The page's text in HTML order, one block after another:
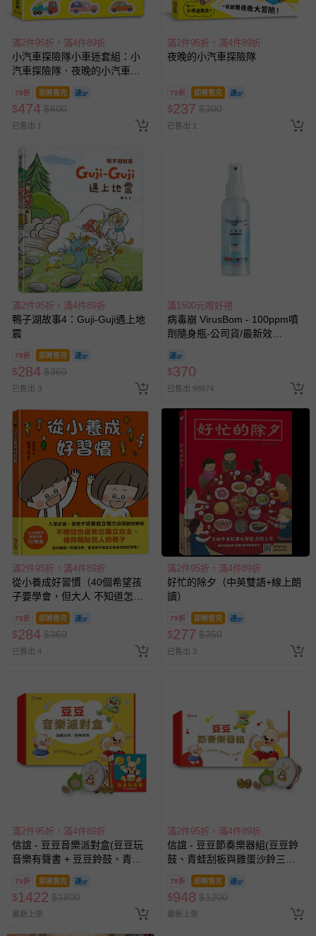
滿2件95折，滿4件89折
小汽車探險隊小車迷套組：小
汽車探險隊．夜晚的小汽車探
險隊（加贈7張小汽車貼紙）
79折 即將售完
$474 $600
已售出 1
滿2件95折，滿4件89折
夜晚的小汽車探險隊
79折 即將售完
$237 $300
已售出 1
滿2件95折，滿4件89折
鴨子湖故事4：Guji-Guji遇上地
震
79折 即將售完
$284 $360
已售出 3
滿1500元贈好禮
病毒崩 VirusBom - 100ppm噴
劑隨身瓶-公司貨/最新效
$370
已售出 98974
滿2件95折，滿4件89折
從小養成好習慣（40個希望孩
子要學會，但大人 不知道怎麼
教的生活習慣）
79折 即將售完
$284 $360
已售出 4
滿2件95折，滿4件89折
好忙的除夕（中英雙語+線上朗
讀）
79折 即將售完
$277 $350
已售出 3
滿2件95折，滿4件89折
信誼 - 豆豆音樂派對盒(豆豆玩
音樂有聲書 + 豆豆鈴鼓、青蛙
刮板與雞蛋沙鈴三款節奏樂器)
79折 即將售完
$1422 $1800
最新上架
滿2件95折，滿4件89折
信誼 - 豆豆節奏樂器組(豆豆鈴
鼓、青蛙刮板與雞蛋沙鈴三款
節奏樂器)
79折 即將售完
$948 $1200
最新上架